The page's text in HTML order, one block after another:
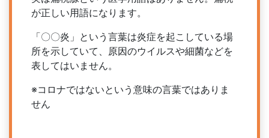
が正しい用語になります。
「〇〇炎」という言葉は炎症を起こしている場
所を示していて、原因のウイルスや細菌などを
表してはいません。
※コロナではないという意味の言葉ではありま
せん